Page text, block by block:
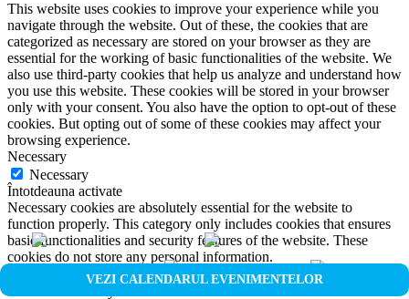
VEZI CALENDARUL EVENIMENTELOR
This website uses cookies to improve your experience while you
navigate through the website. Out of these, the cookies that are
categorized as necessary are stored on your browser as they are
essential for the working of basic functionalities of the website. We
also use third-party cookies that help us analyze and understand how
you use this website. These cookies will be stored in your browser
only with your consent. You also have the option to opt-out of these
cookies. But opting out of some of these cookies may affect your
browsing experience.
Necessary
Necessary
Întotdeauna activate
Necessary cookies are absolutely essential for the website to
function properly. This category only includes cookies that ensures
basic functionalities and security features of the website. These
cookies do not store any personal information.
Non-necessary